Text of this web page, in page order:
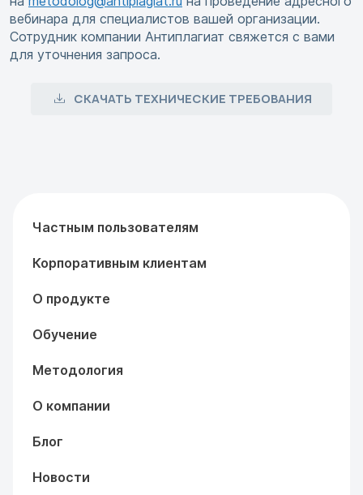
вебинара для специалистов вашей организации.
Сотрудник компании Антиплагиат свяжется с вами
для уточнения запроса.
СКАЧАТЬ ТЕХНИЧЕСКИЕ ТРЕБОВАНИЯ
Частным пользователям
Корпоративным клиентам
О продукте
Обучение
Методология
О компании
Блог
Новости